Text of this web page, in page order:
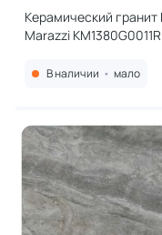
Керамический гранит
Marazzi
13x80x0,9
В наличии • мало